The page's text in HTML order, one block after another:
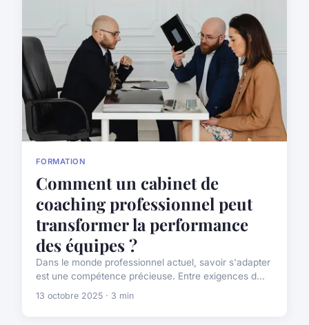
FORMATION
Comment un cabinet de
coaching professionnel peut
transformer la performance
des équipes ?
Dans le monde professionnel actuel, savoir s'adapter
est une compétence précieuse. Entre exigences d...
13 octobre 2025 · 3 min